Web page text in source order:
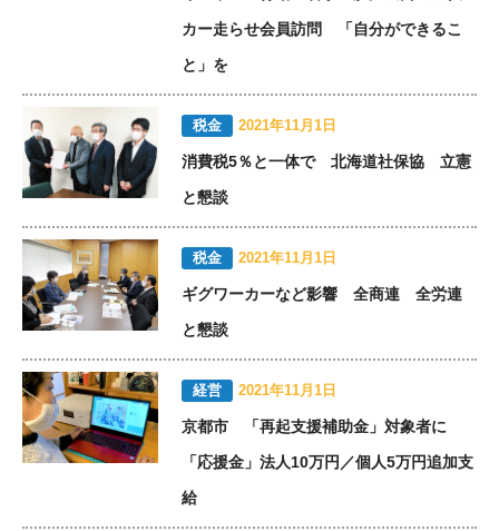
カー走らせ会員訪問 「自分ができるこ
と」を
税金 2021年11月1日
消費税5％と一体で 北海道社保協 立憲
と懇談
税金 2021年11月1日
ギグワーカーなど影響 全商連 全労連
と懇談
経営 2021年11月1日
京都市 「再起支援補助金」対象者に
「応援金」法人10万円／個人5万円追加支
給